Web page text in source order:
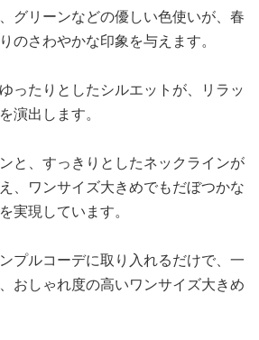
グリーンなどの優しい色使いが、春
のさわやかな印象を与えます。
ったりとしたシルエットが、リラッ
演出します。
と、すっきりとしたネックラインが
、ワンサイズ大きめでもだぼつかな
実現しています。
プルコーデに取り入れるだけで、一
おしゃれ度の高いワンサイズ大きめ